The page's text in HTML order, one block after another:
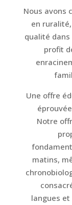
Nous avons
en
qualité
profit
Une offre
Notre
matins,
langues